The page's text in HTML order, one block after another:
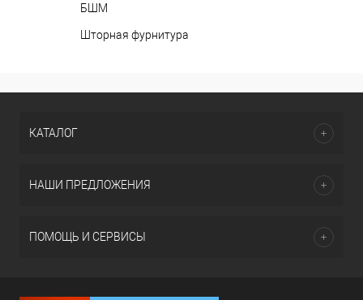
БШМ
Шторная фурнитура
КАТАЛОГ
НАШИ ПРЕДЛОЖЕНИЯ
ПОМОЩЬ И СЕРВИСЫ